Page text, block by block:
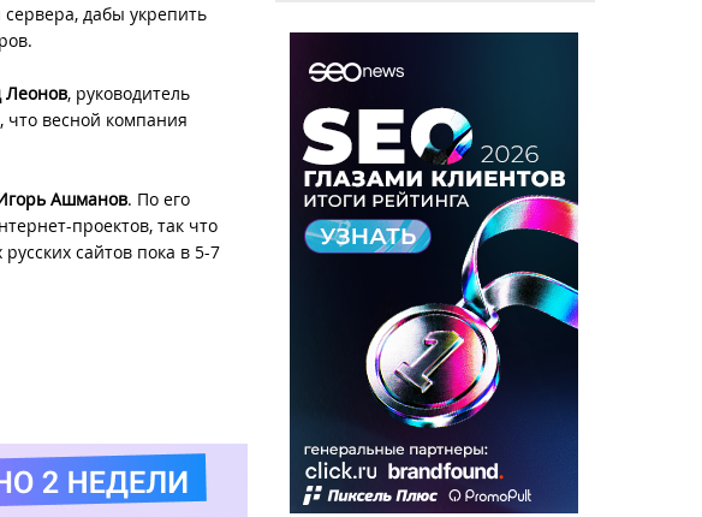
дабы укрепить
Леонов, руководитель
что весной компания
Ашманов. По его
проектов, так что
сайтов пока в 5-7